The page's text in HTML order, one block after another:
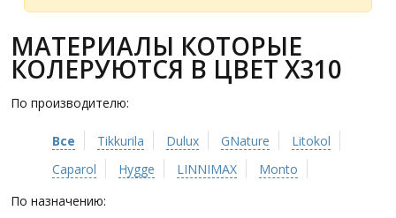
МАТЕРИАЛЫ КОТОРЫЕ
КОЛЕРУЮТСЯ В ЦВЕТ X310
По производителю:
Все Tikkurila Dulux GNature
Litokol
Caparol
Hygge LINNIMAX
Monto
По назначению: